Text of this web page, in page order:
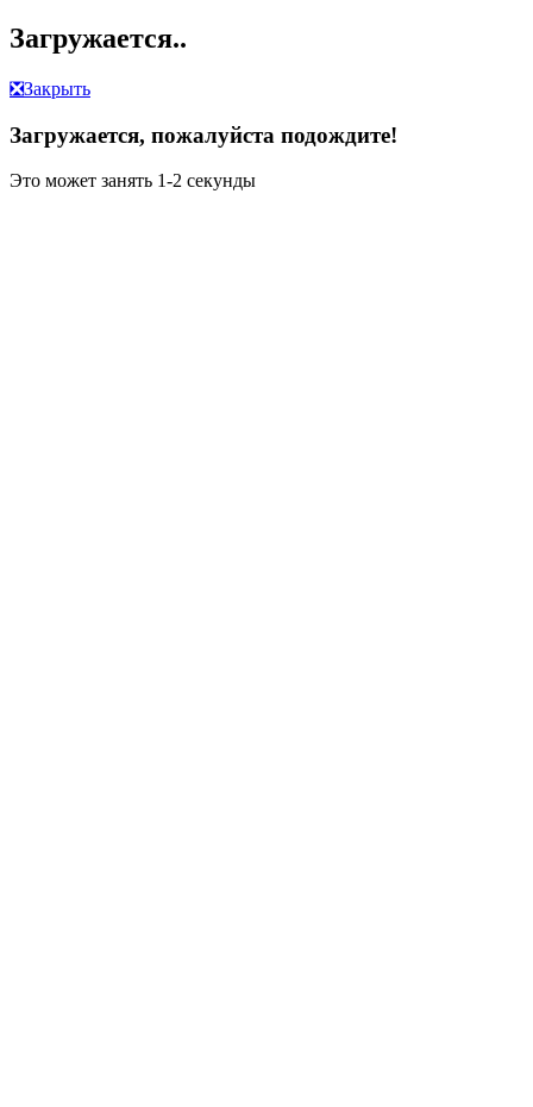
Загружается..
❎Закрыть
Загружается, пожалуйста подождите!
Это может занять 1-2 секунды